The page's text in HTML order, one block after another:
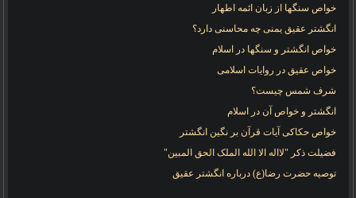
خواص سنگها از زبان ائمه اطهار
انگشتر عقیق یمنی چه محاسنی دارد؟
خواص انگشتر و سنگها در اسلام
خواص عقیق در روایات اسلامی
شرف شمس چیست؟
انگشتر و خواص آن در اسلام
خواص حکاکی آیات قرآن بر نگین انگشتر
فضیلت ذکر "لااله الا الله الملک الحق المبین"
توصیه حضرت رضا(ع) درباره انگشتر عقیق